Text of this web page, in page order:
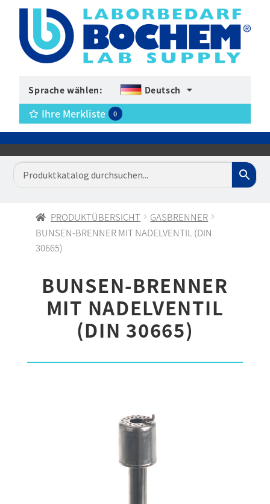
Sprache wählen: Deutsch
Ihre Merkliste 0
PRODUKTÜBERSICHT
GASBRENNER
BUNSEN-BRENNER MIT NADELVENTIL (DIN
30665)
BUNSEN-BRENNER
MIT NADELVENTIL
(DIN 30665)